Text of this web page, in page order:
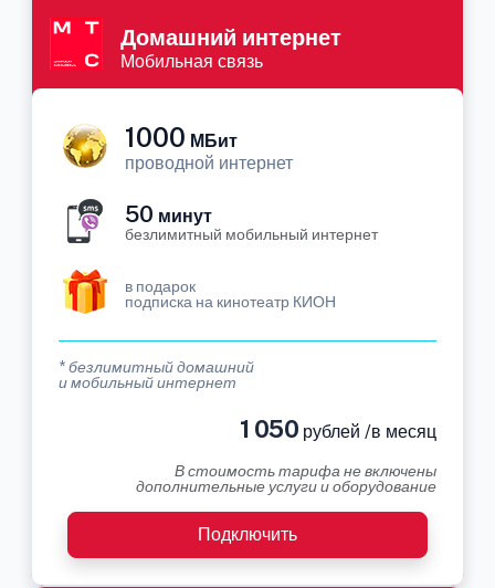
Домашний интернет
Мобильная связь
1000 МБит
проводной интернет
50 минут
безлимитный мобильный интернет
в подарок
подписка на кинотеатр КИОН
* безлимитный домашний
и мобильный интернет
1 050 рублей /в месяц
В стоимость тарифа не включены
дополнительные услуги и оборудование
Подключить